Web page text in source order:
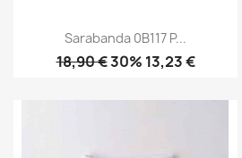
Sarabanda 0B117 P...
18,90 €30% 13,23 €